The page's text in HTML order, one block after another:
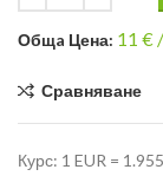
Общa Цена: 11 € /
Сравняване
Курс: 1 EUR =